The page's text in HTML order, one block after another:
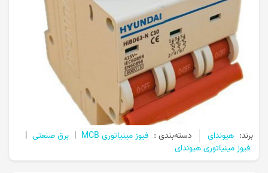
برند: هیوندای دسته‌بندی : فیوز مینیاتوری MCB | برق صنعتی |
فیوز مینیاتوری هیوندای